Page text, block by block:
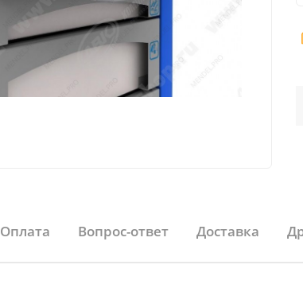
Оплата Вопрос-ответ Доставка